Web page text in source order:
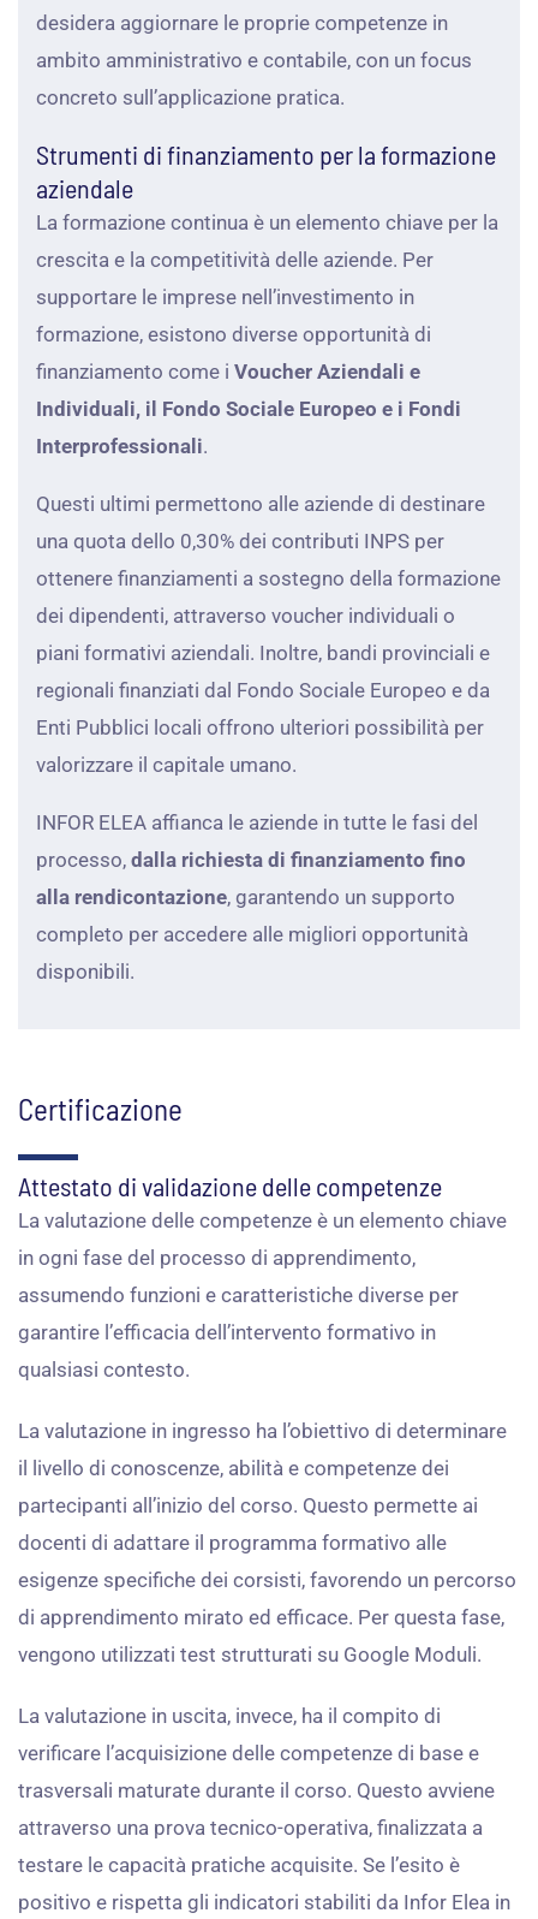
desidera aggiornare le proprie competenze in
ambito amministrativo e contabile, con un focus
concreto sull’applicazione pratica.
Strumenti di finanziamento per la formazione
aziendale
La formazione continua è un elemento chiave per la
crescita e la competitività delle aziende. Per
supportare le imprese nell’investimento in
formazione, esistono diverse opportunità di
finanziamento come i Voucher Aziendali e
Individuali, il Fondo Sociale Europeo e i Fondi
Interprofessionali.
Questi ultimi permettono alle aziende di destinare
una quota dello 0,30% dei contributi INPS per
ottenere finanziamenti a sostegno della formazione
dei dipendenti, attraverso voucher individuali o
piani formativi aziendali. Inoltre, bandi provinciali e
regionali finanziati dal Fondo Sociale Europeo e da
Enti Pubblici locali offrono ulteriori possibilità per
valorizzare il capitale umano.
INFOR ELEA affianca le aziende in tutte le fasi del
processo, dalla richiesta di finanziamento fino
alla rendicontazione, garantendo un supporto
completo per accedere alle migliori opportunità
disponibili.
Certificazione
Attestato di validazione delle competenze
La valutazione delle competenze è un elemento chiave
in ogni fase del processo di apprendimento,
assumendo funzioni e caratteristiche diverse per
garantire l’efficacia dell’intervento formativo in
qualsiasi contesto.
La valutazione in ingresso ha l’obiettivo di determinare
il livello di conoscenze, abilità e competenze dei
partecipanti all’inizio del corso. Questo permette ai
docenti di adattare il programma formativo alle
esigenze specifiche dei corsisti, favorendo un percorso
di apprendimento mirato ed efficace. Per questa fase,
vengono utilizzati test strutturati su Google Moduli.
La valutazione in uscita, invece, ha il compito di
verificare l’acquisizione delle competenze di base e
trasversali maturate durante il corso. Questo avviene
attraverso una prova tecnico-operativa, finalizzata a
testare le capacità pratiche acquisite. Se l’esito è
positivo e rispetta gli indicatori stabiliti da Infor Elea in